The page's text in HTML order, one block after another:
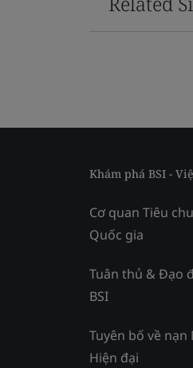
Khám phá BSI -
Cơ quan Tiêu
Quốc gia
Tuân thủ & Đạo
BSI
Tuyên bố về nạn
Hiện đại